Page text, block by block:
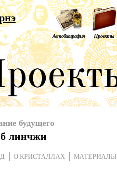
Автобиография Проекты
будущего
линчжи
О КРИСТАЛЛАХ МАТЕРИАЛЫ